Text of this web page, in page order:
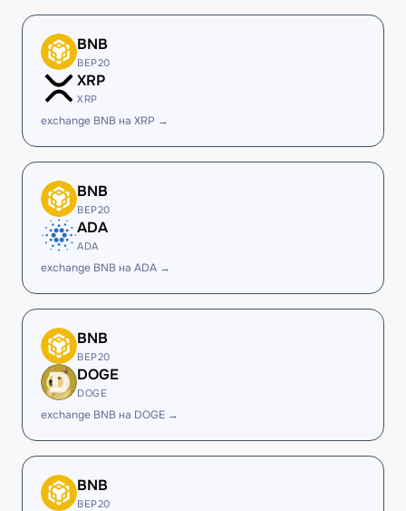
BNB
BEP20
XRP
XRP
exchange BNB на XRP →
BNB
BEP20
ADA
ADA
exchange BNB на ADA →
BNB
BEP20
DOGE
DOGE
exchange BNB на DOGE →
BNB
BEP20